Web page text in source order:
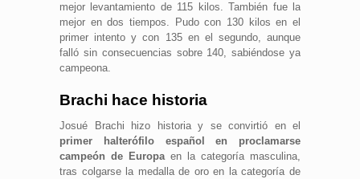
mejor levantamiento de 115 kilos. También fue la
mejor en dos tiempos. Pudo con 130 kilos en el
primer intento y con 135 en el segundo, aunque
falló sin consecuencias sobre 140, sabiéndose ya
campeona.
Brachi hace historia
Josué Brachi hizo historia y se convirtió en el
primer halterófilo español en proclamarse
campeón de Europaen la categoría masculina,
tras colgarse la medalla de oro en la categoría de